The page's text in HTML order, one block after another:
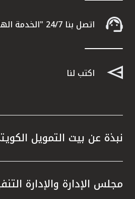
مواقع الفروع
تركيا
ماليزيا
مصر
اتصل بنا 24/7 "الخدمة الهاتفية" 1803333
اكتب لنا
نبذة عن بيت التمويل
مجلس الإدارة والإدارة